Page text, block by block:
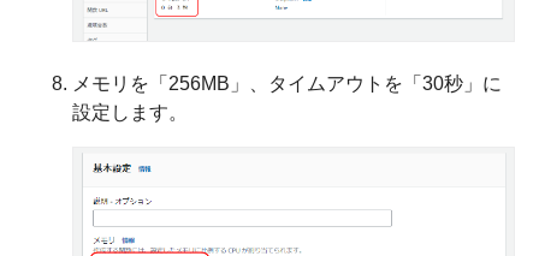
メモリを「256MB」、タイムアウトを「30秒」に
設定します。